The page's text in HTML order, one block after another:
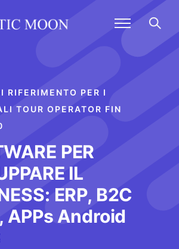
RIFERIMENTO PER I
TOUR OPERATOR FIN
PER
IL
ERP, B2C
APPs Android